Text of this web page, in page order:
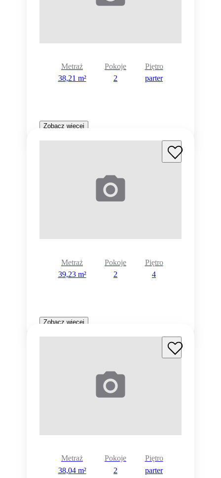
Metraż
38,21 m²
Pokoje
2
Piętro
parter
Zobacz więcej
Metraż
39,23 m²
Pokoje
2
Piętro
4
Zobacz więcej
Metraż
38,04 m²
Pokoje
2
Piętro
parter